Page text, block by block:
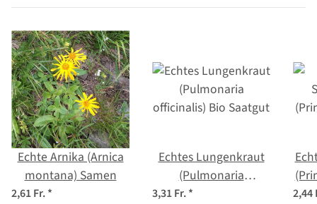
Echte Arnika (Arnica
montana) Samen
2,61 Fr.*
Echtes Lungenkraut
(Pulmonaria
officinalis) Bio Saatgut
3,31 Fr.* 2,44